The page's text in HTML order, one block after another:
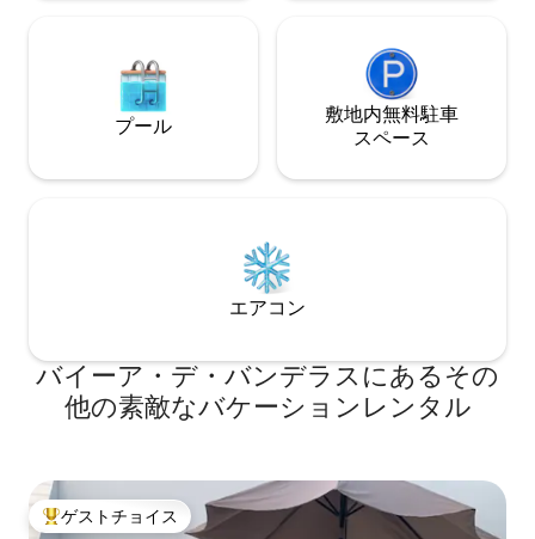
プール
敷地内無料駐⁠車
ス⁠ペ⁠ー⁠ス
エアコン
バイーア・デ・バンデラスにあるその
他の素敵なバケーションレンタル
大好評のゲストチョイスです。
ゲストチョイス